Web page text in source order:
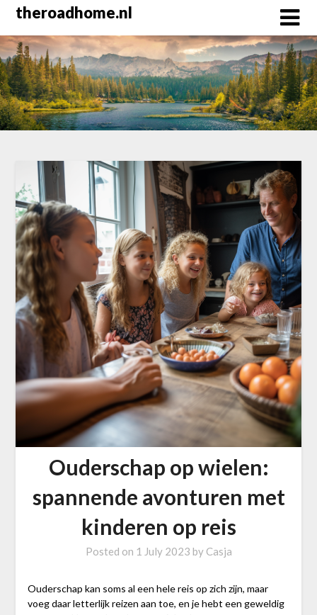
Skip
content
theroadhome.nl
Ouderschap op wielen:
spannende avonturen met
kinderen op reis
Posted on 1 July 2023 by Casja
Ouderschap kan soms al een hele reis op zich zijn, maar
voeg daar letterlijk reizen aan toe, en je hebt een geweldig